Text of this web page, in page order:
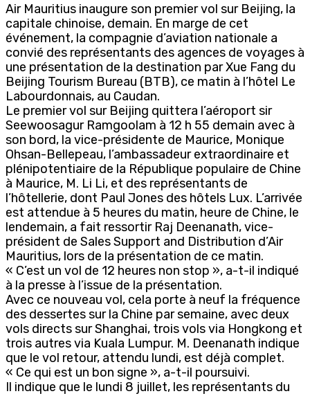
Air Mauritius inaugure son premier vol sur Beijing, la
capitale chinoise, demain. En marge de cet
événement, la compagnie d’aviation nationale a
convié des représentants des agences de voyages à
une présentation de la destination par Xue Fang du
Beijing Tourism Bureau (BTB), ce matin à l’hôtel Le
Labourdonnais, au Caudan.
Le premier vol sur Beijing quittera l’aéroport sir
Seewoosagur Ramgoolam à 12 h 55 demain avec à
son bord, la vice-présidente de Maurice, Monique
Ohsan-Bellepeau, l’ambassadeur extraordinaire et
plénipotentiaire de la République populaire de Chine
à Maurice, M. Li Li, et des représentants de
l’hôtellerie, dont Paul Jones des hôtels Lux. L’arrivée
est attendue à 5 heures du matin, heure de Chine, le
lendemain, a fait ressortir Raj Deenanath, vice-
président de Sales Support and Distribution d’Air
Mauritius, lors de la présentation de ce matin.
« C’est un vol de 12 heures non stop », a-t-il indiqué
à la presse à l’issue de la présentation.
Avec ce nouveau vol, cela porte à neuf la fréquence
des dessertes sur la Chine par semaine, avec deux
vols directs sur Shanghai, trois vols via Hongkong et
trois autres via Kuala Lumpur. M. Deenanath indique
que le vol retour, attendu lundi, est déjà complet.
« Ce qui est un bon signe », a-t-il poursuivi.
Il indique que le lundi 8 juillet, les représentants du